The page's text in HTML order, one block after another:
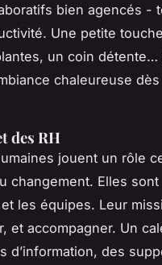
bien agencés -
Une petite
un coin détente…
chaleureuse dès
des RH
jouent un rôle
changement. Elles
les équipes. Leur
et accompagner. Un
d’information, des